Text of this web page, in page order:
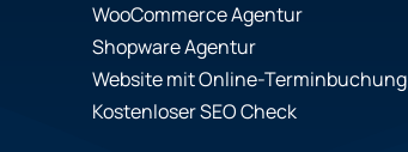
WooCommerce Agentur
Shopware Agentur
Website mit Online-Terminbuchung
Kostenloser SEO Check